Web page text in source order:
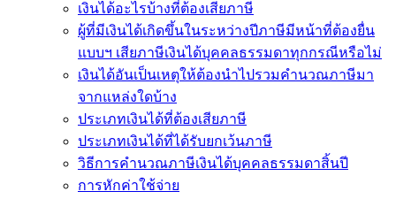
เงินได้อะไรบ้างที่ต้องเสียภาษี
ผู้ที่มีเงินได้เกิดขึ้นในระหว่างปีภาษีมีหน้าที่ต้องยื่น
แบบฯ เสียภาษีเงินได้บุคคลธรรมดาทุกกรณีหรือไม่
เงินได้อันเป็นเหตุให้ต้องนำไปรวมคำนวณภาษีมา
จากแหล่งใดบ้าง
ประเภทเงินได้ที่ต้องเสียภาษี
ประเภทเงินได้ที่ได้รับยกเว้นภาษี
วิธีการคำนวณภาษีเงินได้บุคคลธรรมดาสิ้นปี
การหักค่าใช้จ่าย